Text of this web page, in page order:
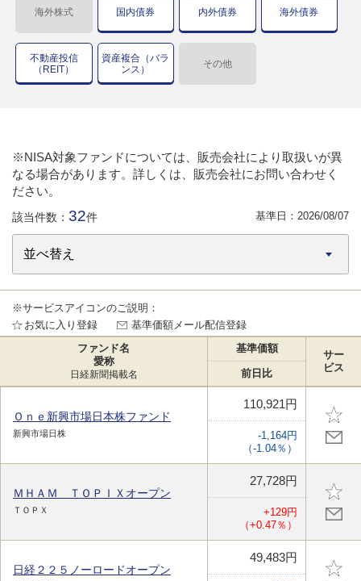
海外株式 国内債券 内外債券 海外債券
不動産投信
（REIT）
資産複合（バラ
ンス）
その他
※NISA対象ファンドについては、販売会社により取扱いが異
なる場合があります。詳しくは、販売会社にお問い合わせく
ださい。
該当件数： 32件 基準日： 2026/08/07
※サービスアイコンのご説明：
お気に入り登録
基準価額メール配信登録
ファンド名
愛称
日経新聞掲載名
基準価額
サー
ビス
前日比
Ｏｎｅ新興市場日本株ファンド
新興市場日株
110,921円
-1,164円
（-1.04％）
ＭＨＡＭ ＴＯＰＩＸオープン
ＴＯＰＸ
27,728円
+129円
（+0.47％）
日経２２５ノーロードオープン
49,483円